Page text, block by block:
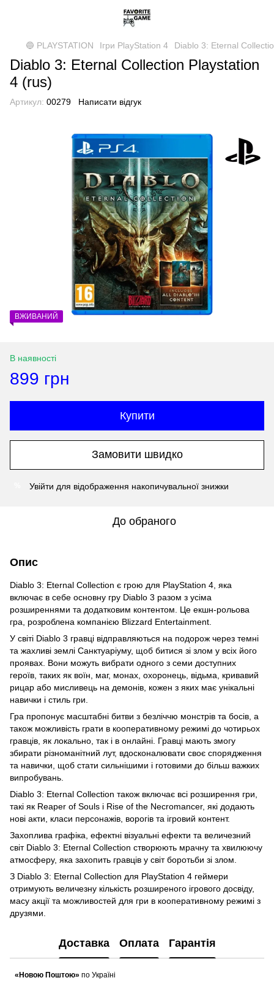
🔵 PLAYSTATION Ігри PlayStation 4 Diablo 3: Eternal
Diablo 3: Eternal Collection Playstation
4 (rus)
Артикул: 00279 Написати відгук
ВЖИВАНИЙ
В наявності
899 грн
Купити
Замовити швидко
Увійти для відображення накопичувальної знижки
До обраного
Опис
Diablo 3: Eternal Collection є грою для PlayStation 4, яка
включає в себе основну гру Diablo 3 разом з усіма
розширеннями та додатковим контентом. Це екшн-рольова
гра, розроблена компанією Blizzard Entertainment.
У світі Diablo 3 гравці відправляються на подорож через темні
та жахливі землі Санктуаріуму, щоб битися зі злом у всіх його
проявах. Вони можуть вибрати одного з семи доступних
героїв, таких як воїн, маг, монах, охоронець, відьма, кривавий
рицар або мисливець на демонів, кожен з яких має унікальні
навички і стиль гри.
Гра пропонує масштабні битви з безліччю монстрів та босів, а
також можливість грати в кооперативному режимі до чотирьох
гравців, як локально, так і в онлайні. Гравці мають змогу
збирати різноманітний лут, вдосконалювати своє спорядження
та навички, щоб стати сильнішими і готовими до більш важких
випробувань.
Diablo 3: Eternal Collection також включає всі розширення гри,
такі як Reaper of Souls і Rise of the Necromancer, які додають
нові акти, класи персонажів, ворогів та ігровий контент.
Захоплива графіка, ефектні візуальні ефекти та величезний
світ Diablo 3: Eternal Collection створюють мрачну та хвилюючу
атмосферу, яка захопить гравців у світ боротьби зі злом.
З Diablo 3: Eternal Collection для PlayStation 4 геймери
отримують величезну кількість розширеного ігрового досвіду,
масу акції та можливостей для гри в кооперативному режимі з
друзями.
Доставка Оплата Гарантія
«Новою Поштою» по Україні